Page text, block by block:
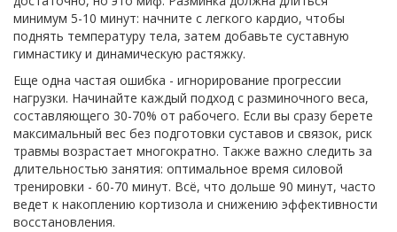
минимум 5-10 минут: начните с легкого кардио, чтобы
поднять температуру тела, затем добавьте суставную
гимнастику и динамическую растяжку.
Еще одна частая ошибка - игнорирование прогрессии
нагрузки. Начинайте каждый подход с разминочного веса,
составляющего 30-70% от рабочего. Если вы сразу берете
максимальный вес без подготовки суставов и связок, риск
травмы возрастает многократно. Также важно следить за
длительностью занятия: оптимальное время силовой
тренировки - 60-70 минут. Всё, что дольше 90 минут, часто
ведет к накоплению кортизола и снижению эффективности
восстановления.